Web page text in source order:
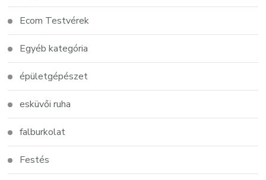
Ecom Testvérek
Egyéb kategória
épületgépészet
esküvői ruha
falburkolat
Festés